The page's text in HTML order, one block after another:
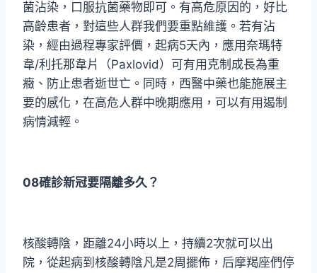
菌沾染，口服抗菌藥物即可。有高危原因的，好比
高齡患者，對這些人群我們要重點維護。若有沾
染，經由過程專家評價，起病5天內，應用奈瑪特
韋/利托那韋片（Paxlovid）可有用克制成長為重
癥、防止患者逝世亡。同時，西醫中藥也能施展主
要的感化，在高危人群中晚期應用，可以有用遏制
病情減輕。
08確診新冠要隔離多久？
核酸轉陰，距離24小時以上，持續2次就可以出
院，從起病到核酸轉陰凡是2周擺佈，后摩羯座們停